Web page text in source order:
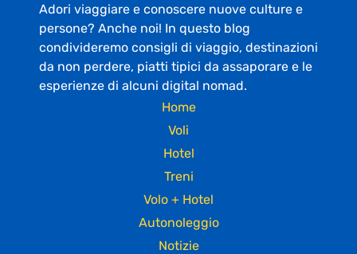
Adori viaggiare e conoscere nuove culture e
persone? Anche noi! In questo blog
condivideremo consigli di viaggio, destinazioni
da non perdere, piatti tipici da assaporare e le
esperienze di alcuni digital nomad.
Home
Voli
Hotel
Treni
Volo + Hotel
Autonoleggio
Notizie